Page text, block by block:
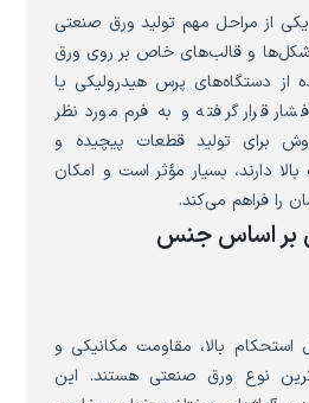
از مراحل مهم تولید ورق صنعتی
شکل‌ها و قالب‌های خاص بر روی ورق
از دستگاه‌های پرس هیدرولیکی یا
قرار گرفته و به فرم مورد نظر
برای تولید قطعات پیچیده و
دارند، بسیار مؤثر است و امکان
را فراهم می‌کند.
بر اساس جنس
استحکام بالا، مقاومت مکانیکی و
نوع ورق صنعتی هستند. این